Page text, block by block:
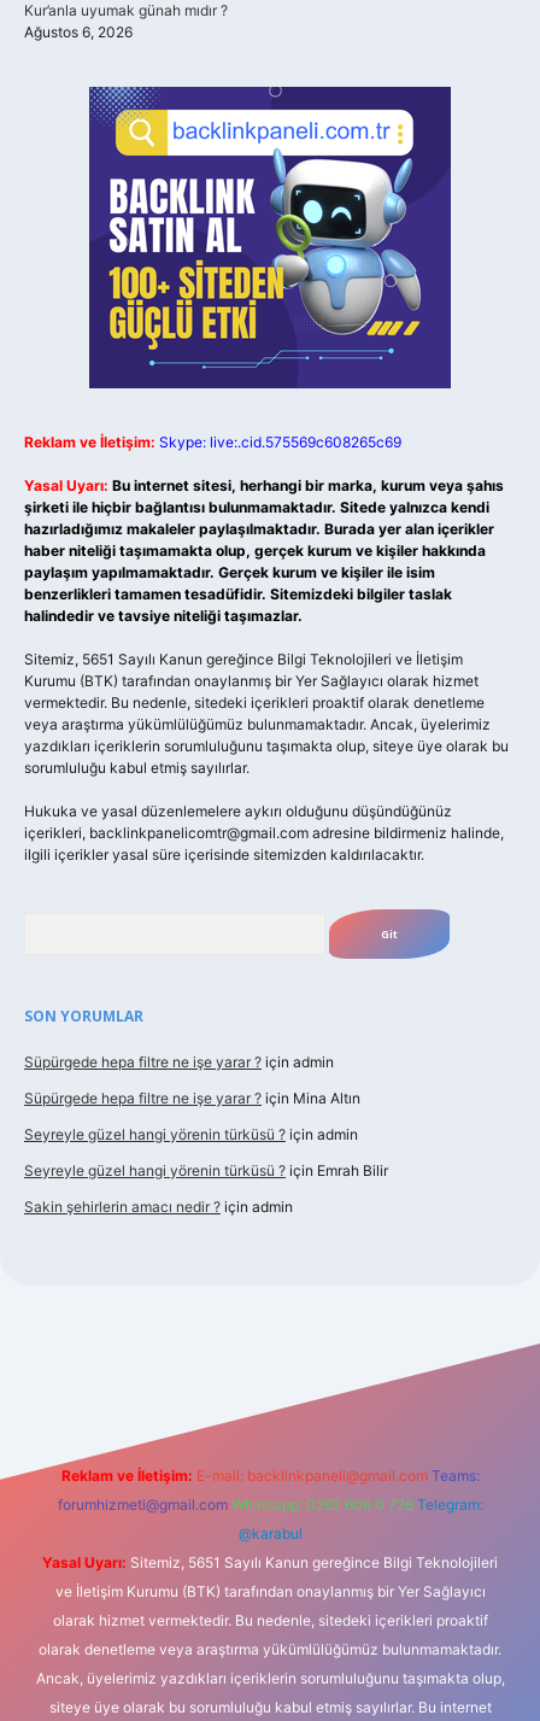
Kur’anla uyumak günah mıdır ?
Ağustos 6, 2026
Reklam ve İletişim: Skype: live:.cid.575569c608265c69
Yasal Uyarı: Bu internet sitesi, herhangi bir marka, kurum veya şahıs
şirketi ile hiçbir bağlantısı bulunmamaktadır. Sitede yalnızca kendi
hazırladığımız makaleler paylaşılmaktadır. Burada yer alan içerikler
haber niteliği taşımamakta olup, gerçek kurum ve kişiler hakkında
paylaşım yapılmamaktadır. Gerçek kurum ve kişiler ile isim
benzerlikleri tamamen tesadüfidir. Sitemizdeki bilgiler taslak
halindedir ve tavsiye niteliği taşımazlar.
Sitemiz, 5651 Sayılı Kanun gereğince Bilgi Teknolojileri ve İletişim
Kurumu (BTK) tarafından onaylanmış bir Yer Sağlayıcı olarak hizmet
vermektedir. Bu nedenle, sitedeki içerikleri proaktif olarak denetleme
veya araştırma yükümlülüğümüz bulunmamaktadır. Ancak, üyelerimiz
yazdıkları içeriklerin sorumluluğunu taşımakta olup, siteye üye olarak bu
sorumluluğu kabul etmiş sayılırlar.
Hukuka ve yasal düzenlemelere aykırı olduğunu düşündüğünüz
içerikleri, backlinkpanelicomtr@gmail.com adresine bildirmeniz halinde,
ilgili içerikler yasal süre içerisinde sitemizden kaldırılacaktır.
SON YORUMLAR
Süpürgede hepa filtre ne işe yarar ? için admin
Süpürgede hepa filtre ne işe yarar ? için Mina Altın
Seyreyle güzel hangi yörenin türküsü ? için admin
Seyreyle güzel hangi yörenin türküsü ? için Emrah Bilir
Sakin şehirlerin amacı nedir ? için admin
Reklam ve İletişim: E-mail: backlinkpaneli@gmail.com Teams:
forumhizmeti@gmail.com Whatsapp: 0262 606 0 726 Telegram:
@karabul
Yasal Uyarı: Sitemiz, 5651 Sayılı Kanun gereğince Bilgi Teknolojileri
ve İletişim Kurumu (BTK) tarafından onaylanmış bir Yer Sağlayıcı
olarak hizmet vermektedir. Bu nedenle, sitedeki içerikleri proaktif
olarak denetleme veya araştırma yükümlülüğümüz bulunmamaktadır.
Ancak, üyelerimiz yazdıkları içeriklerin sorumluluğunu taşımakta olup,
siteye üye olarak bu sorumluluğu kabul etmiş sayılırlar. Bu internet